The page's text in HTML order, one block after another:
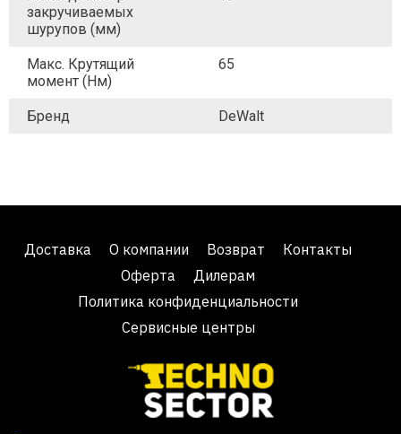
закручиваемых
шурупов (мм)
Макс. Крутящий
момент (Нм)
65
Бренд DeWalt
Доставка О компании Возврат
Контакты
Оферта
Дилерам
Политика конфиденциальности
Сервисные центры